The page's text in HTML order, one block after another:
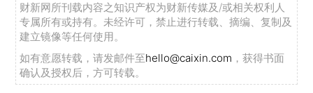
财新网所刊载内容之知识产权为财新传媒及/或相关权利人
专属所有或持有。未经许可，禁止进行转载、摘编、复制及
建立镜像等任何使用。
如有意愿转载，请发邮件至hello@caixin.com ，获得书面
确认及授权后，方可转载。